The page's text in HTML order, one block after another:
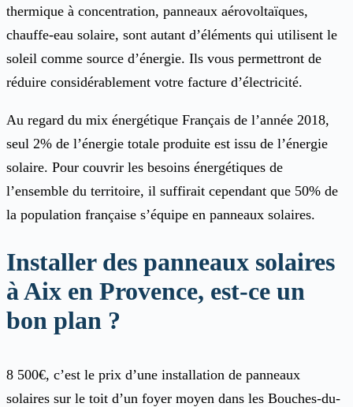
thermique à concentration, panneaux aérovoltaïques,
chauffe-eau solaire, sont autant d’éléments qui utilisent le
soleil comme source d’énergie. Ils vous permettront de
réduire considérablement votre facture d’électricité.
Au regard du mix énergétique Français de l’année 2018,
seul 2% de l’énergie totale produite est issu de l’énergie
solaire. Pour couvrir les besoins énergétiques de
l’ensemble du territoire, il suffirait cependant que 50% de
la population française s’équipe en panneaux solaires.
Installer des panneaux solaires
à Aix en Provence, est-ce un
bon plan ?
8 500€, c’est le prix d’une installation de panneaux
solaires sur le toit d’un foyer moyen dans les Bouches-du-